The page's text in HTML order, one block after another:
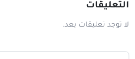
التعليقات
لا توجد تعليقات بعد.